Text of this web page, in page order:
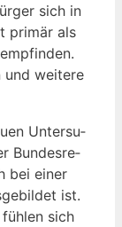
sich in
pri­mär als
und wei­te­re
Unter­su­
Bun­des­re­
bei einer
ist.
sich